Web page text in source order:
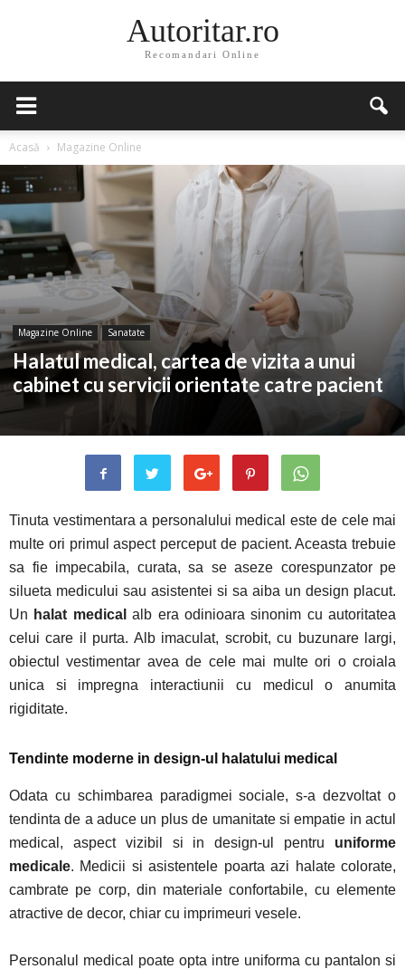
Autoritar.ro
Recomandari Online
Acasă Magazine Online
Magazine Online Sanatate
Halatul medical, cartea de vizita a unui
cabinet cu servicii orientate catre pacient
Tinuta vestimentara a personalului medical este de cele mai
multe ori primul aspect perceput de pacient. Aceasta trebuie
sa fie impecabila, curata, sa se aseze corespunzator pe
silueta medicului sau asistentei si sa aiba un design placut.
Un halat medical alb era odinioara sinonim cu autoritatea
celui care il purta. Alb imaculat, scrobit, cu buzunare largi,
obiectul vestimentar avea de cele mai multe ori o croiala
unica si impregna interactiunii cu medicul o anumita
rigiditate.
Tendinte moderne in design-ul halatului medical
Odata cu schimbarea paradigmei sociale, s-a dezvoltat o
tendinta de a aduce un plus de umanitate si empatie in actul
medical, aspect vizibil si in design-ul pentru uniforme
medicale. Medicii si asistentele poarta azi halate colorate,
cambrate pe corp, din materiale confortabile, cu elemente
atractive de decor, chiar cu imprimeuri vesele.
Personalul medical poate opta intre uniforma cu pantalon si